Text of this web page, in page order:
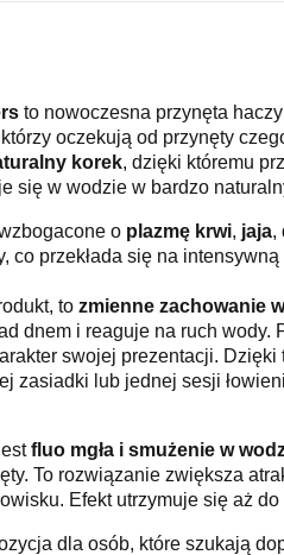
to nowoczesna przynęta
oczekują od przynęty
korek, dzięki któremu
się w wodzie w bardzo
o plazmę krwi, jaja,
co przekłada się na
to zmienne zachowanie
dnem i reaguje na ruch wody.
swojej prezentacji. Dzięki
zasiadki lub jednej sesji
fluo mgła i smużenie w
To rozwiązanie zwiększa
Efekt utrzymuje się aż do
dla osób, które szukają